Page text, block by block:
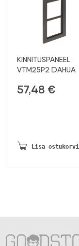
KINNITUSPANEEL
VTM25P2 DAHUA
57,48 €
Lisa ostukorvi